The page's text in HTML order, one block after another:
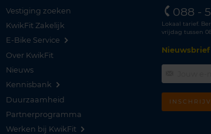
Vestiging zoeken
KwikFit Zakelijk
E-Bike Service
Over KwikFit
Nieuws
Kennisbank
Duurzaamheid
Partnerprogramma
Werken bij KwikFit
088 -
Lokaal tarief.
vrijdag tussen
Nieuwsbrief